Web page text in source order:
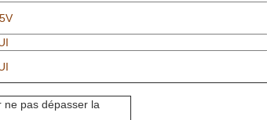
ne pas dépasser la